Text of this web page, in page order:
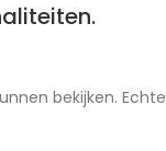
bekijken.